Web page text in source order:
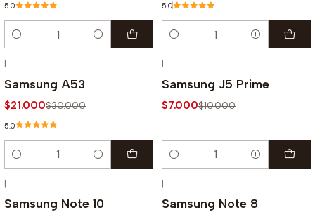
5.0
Cantidad
5.0
Cantidad
|
Samsung A53
$21.000$30.000
5.0
Cantidad
|
Samsung J5 Prime
$7.000$10.000
Cantidad
|
Samsung Note 10
|
Samsung Note 8